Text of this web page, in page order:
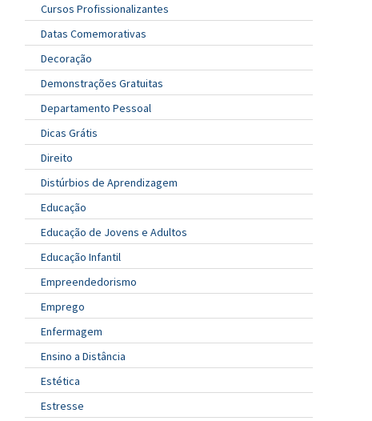
Cursos Profissionalizantes
Datas Comemorativas
Decoração
Demonstrações Gratuitas
Departamento Pessoal
Dicas Grátis
Direito
Distúrbios de Aprendizagem
Educação
Educação de Jovens e Adultos
Educação Infantil
Empreendedorismo
Emprego
Enfermagem
Ensino a Distância
Estética
Estresse